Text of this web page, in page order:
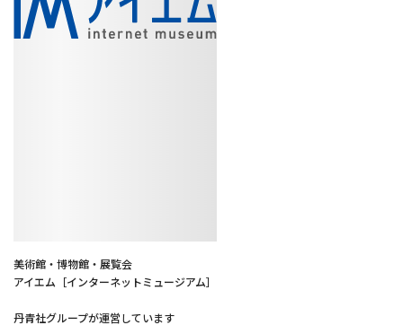
美術館・博物館・展覧会
アイエム［インターネットミュージアム］
丹青社グループが運営しています